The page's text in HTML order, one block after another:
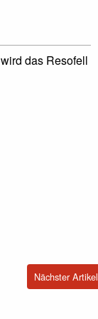
das Resofell
Nächster Artikel